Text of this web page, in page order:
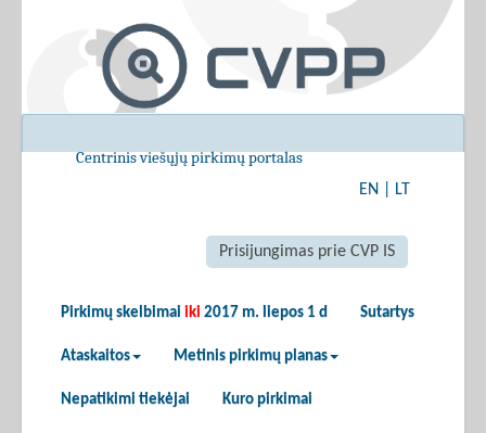
Centrinis viešųjų pirkimų portalas
EN LT
Prisijungimas prie CVP IS
Pirkimų skelbimai iki 2017 m. liepos 1 d Sutartys
Ataskaitos Metinis pirkimų planas
Nepatikimi tiekėjai Kuro pirkimai